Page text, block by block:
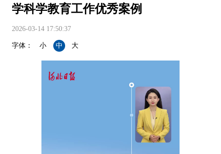
学科学教育工作优秀案例
2026-03-14 17:50:37
字体： 小 中 大